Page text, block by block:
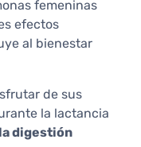
femeninas
efectos
al bienestar
de sus
la lactancia
digestión